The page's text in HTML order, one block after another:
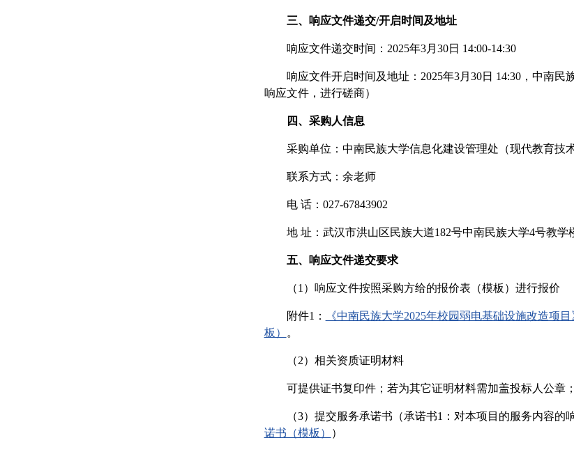
三、响应文件递交/开启时间及地址
响应文件递交时间：2025年3月30日 14:00-14:30
响应文件开启时间及地址：2025年3月30日 14:30，中南
响应文件，进行磋商）
四、采购人信息
采购单位：中南民族大学信息化建设管理处（现代教育技术
联系方式：余老师
电 话：027-67843902
地 址：武汉市洪山区民族大道182号中南民族大学4号教学
五、响应文件递交要求
（1）响应文件按照采购方给的报价表（模板）进行报价
附件1：
《中南民族大学2025年校园弱电基础设施改造项
板）
。
（2）相关资质证明材料
可提供证书复印件；若为其它证明材料需加盖投标人公章
（3）提交服务承诺书（承诺书1：对本项目的服务内容
诺书（模板）
）